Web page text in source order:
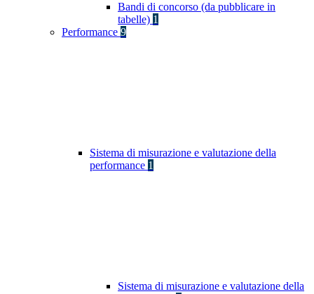
Bandi di concorso (da pubblicare in
tabelle) 1
Performance 9
Sistema di misurazione e valutazione della
performance 1
Sistema di misurazione e valutazione della